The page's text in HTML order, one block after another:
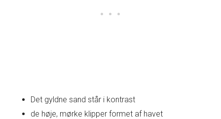
Det gyldne sand står i kontrast
de høje, mørke klipper formet af havet